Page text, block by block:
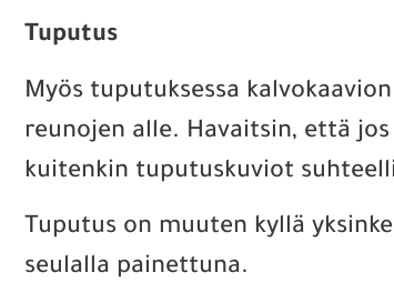
Tuputus
Myös tuputuksessa
reunojen alle. Havaitsin, että
kuitenkin tuputuskuviot
Tuputus on muuten kyllä
seulalla painettuna.